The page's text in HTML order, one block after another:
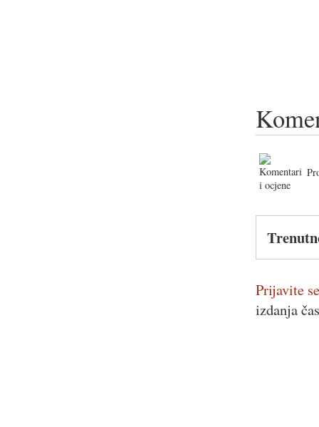
Prijavite
izdanja